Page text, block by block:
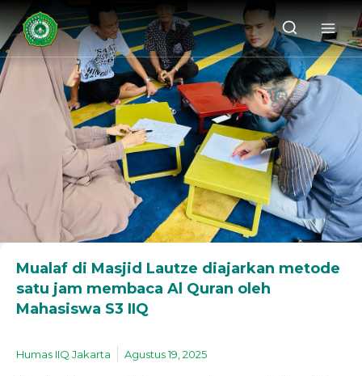
Mualaf di Masjid Lautze diajarkan metode
satu jam membaca Al Quran oleh
Mahasiswa S3 IIQ
Humas IIQ Jakarta Agustus 19, 2025